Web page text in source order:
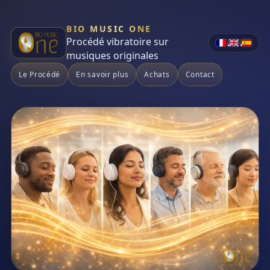
BIO MUSIC ONE
Procédé vibratoire sur
musiques originales
• •
Le Procédé En savoir plus Achats Contact